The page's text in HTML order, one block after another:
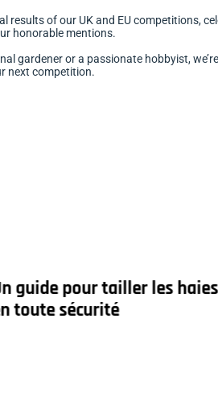
results of our UK and EU competitions,
honorable mentions.
gardener or a passionate hobbyist,
next competition.
guide pour tailler les haies
toute sécurité